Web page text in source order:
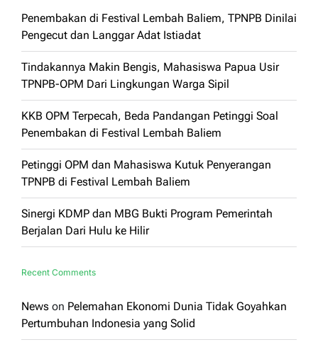
Penembakan di Festival Lembah Baliem, TPNPB Dinilai
Pengecut dan Langgar Adat Istiadat
Tindakannya Makin Bengis, Mahasiswa Papua Usir
TPNPB-OPM Dari Lingkungan Warga Sipil
KKB OPM Terpecah, Beda Pandangan Petinggi Soal
Penembakan di Festival Lembah Baliem
Petinggi OPM dan Mahasiswa Kutuk Penyerangan
TPNPB di Festival Lembah Baliem
Sinergi KDMP dan MBG Bukti Program Pemerintah
Berjalan Dari Hulu ke Hilir
Recent Comments
News on Pelemahan Ekonomi Dunia Tidak Goyahkan
Pertumbuhan Indonesia yang Solid